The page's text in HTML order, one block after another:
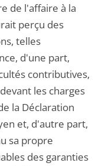
de l'affaire à la
perçu des
telles
d'une part,
contributives,
les charges
la Déclaration
et, d'autre part,
sa propre
des garanties